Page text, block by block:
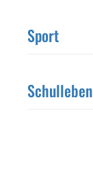
Sport
Schulleben